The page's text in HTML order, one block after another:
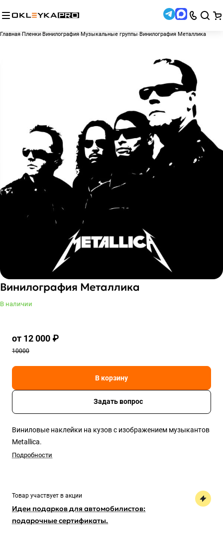
Главная Пленки Винилография Музыкальные группы Винилография Металлика
Винилография Металлика
В наличии
от 12 000 ₽
10000
В корзину
Задать вопрос
Виниловые наклейки на кузов с изображением музыкантов
Metallica.
Подробности
Товар участвует в акции
Идеи подарков для автомобилистов:
подарочные сертификаты.